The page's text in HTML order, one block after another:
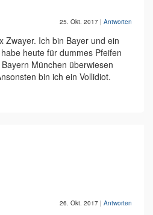
25. Okt. 2017 | Antworten
Zwayer. Ich bin Bayer und ein
heute für dummes Pfeifen
München überwiesen
bin ich ein Vollidiot.
26. Okt. 2017 | Antworten